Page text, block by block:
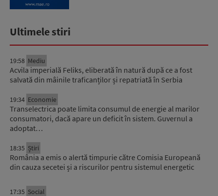
Ultimele stiri
19:58 Mediu
Acvila imperială Feliks, eliberată în natură după ce a fost
salvată din mâinile traficanților și repatriată în Serbia
19:34 Economie
Transelectrica poate limita consumul de energie al marilor
consumatori, dacă apare un deficit în sistem. Guvernul a
adoptat…
18:35 Știri
România a emis o alertă timpurie către Comisia Europeană
din cauza secetei și a riscurilor pentru sistemul energetic
17:35 Social